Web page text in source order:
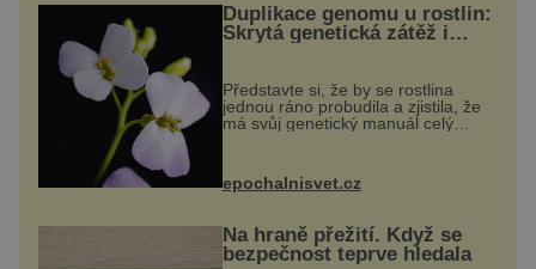
Duplikace genomu u rostlin:
Skrytá genetická zátěž i
Představte si, že by se rostlina
jednou ráno probudila a zjistila, že
má svůj genetický manuál celý
výzkumu to může být pro druhy
vstupenka...
epochalnisvet.cz
Na hraně přežití. Když se
bezpečnost teprve hledala